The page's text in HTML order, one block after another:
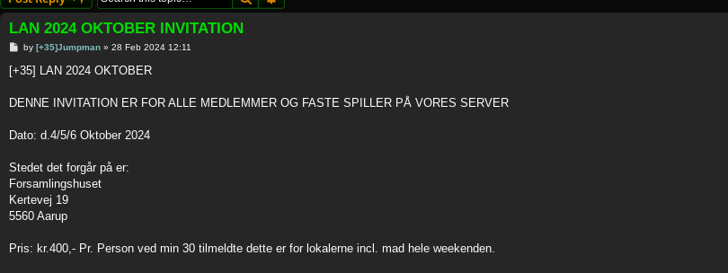
LAN 2024 OKTOBER INVITATION
P
s
by [+35]Jumpman» 28 Feb 2024 12:11
[+35] LAN 2024 OKTOBER
DENNE INVITATION ER FOR ALLE MEDLEMMER OG FASTE SPILLER PÅ VORES SERVER
Dato: d.4/5/6 Oktober 2024
Stedet det forgår på er:
Forsamlingshuset
Kertevej 19
5560 Aarup
Pris: kr.400,- Pr. Person ved min 30 tilmeldte dette er for lokalerne incl. mad hele weekenden.